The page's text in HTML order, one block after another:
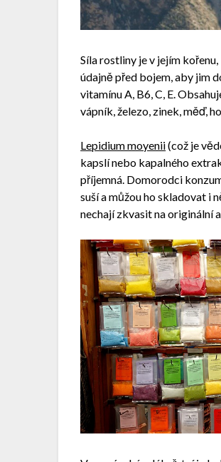
Síla rostliny je v jejím
údajně před bojem, aby jim
vitamínu A, B6, C, E.
vápník, železo, zinek, měď,
Lepidium moyenii(což je
kapslí nebo kapalného
příjemná. Domorodci
suší a můžou ho skladovat i
nechají zkvasit na originální